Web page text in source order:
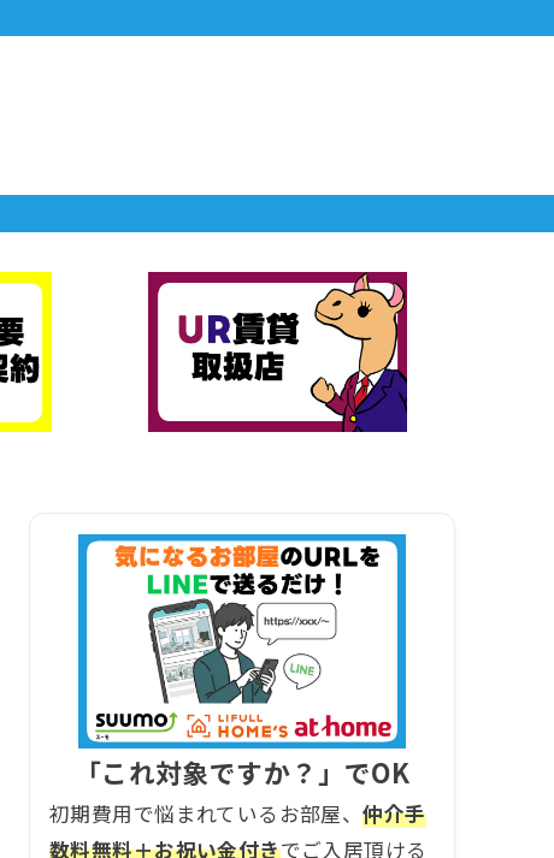
「これ対象ですか？」でOK
初期費用で悩まれているお部屋、仲介手
数料無料＋お祝い金付きでご入居頂ける